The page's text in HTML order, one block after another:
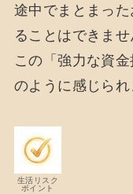
途中でまとまっ
ることはできませ
この「強力な資
のように感じられ
生活リスク
ポイント